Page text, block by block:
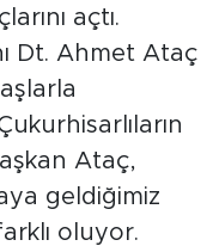
açtı.
Dt. Ahmet Ataç
Ataç,
geldiğimiz
oluyor.